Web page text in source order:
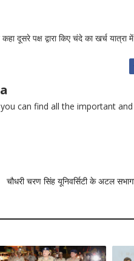
दूसरे पक्ष द्वारा किए चंदे का खर्च यात्रा
can find all the important
चौधरी चरण सिंह यूनिवर्सिटी के अटल